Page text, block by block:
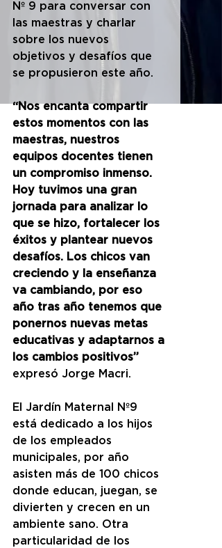
Nº 9 para conversar con
las maestras y charlar
sobre los nuevos
objetivos y desafíos que
se propusieron este año.
“Nos encanta compartir
estos momentos con las
maestras, nuestros
equipos docentes tienen
un compromiso inmenso.
Hoy tuvimos una gran
jornada para analizar lo
que se hizo, fortalecer los
éxitos y plantear nuevos
desafíos. Los chicos van
creciendo y la enseñanza
va cambiando, por eso
año tras año tenemos que
ponernos nuevas metas
educativas y adaptarnos a
los cambios positivos”
expresó Jorge Macri.
El Jardín Maternal Nº9
está dedicado a los hijos
de los empleados
municipales, por año
asisten más de 100 chicos
donde educan, juegan, se
divierten y crecen en un
ambiente sano. Otra
particularidad de los